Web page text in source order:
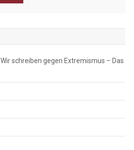
Wir schreiben gegen Extremismus – Das